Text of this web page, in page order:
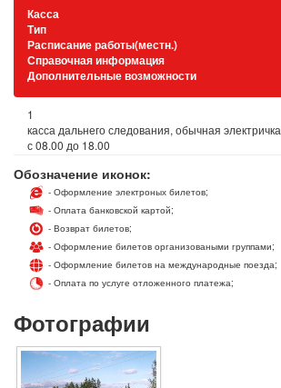
Касса
Тип
Расписание работы(местн.)
Справочная информация
Дополнительные возможности
1
касса дальнего следования, обычная электричка
с 08.00 до 18.00
Обозначение иконок:
- Оформление электроных билетов;
- Оплата банковской картой;
- Возврат билетов;
- Оформление билетов организоваными группами;
- Оформление билетов на международные поезда;
- Оплата по услуге отложенного платежа;
Фотографии